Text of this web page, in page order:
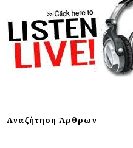
Αναζήτηση Άρθρων